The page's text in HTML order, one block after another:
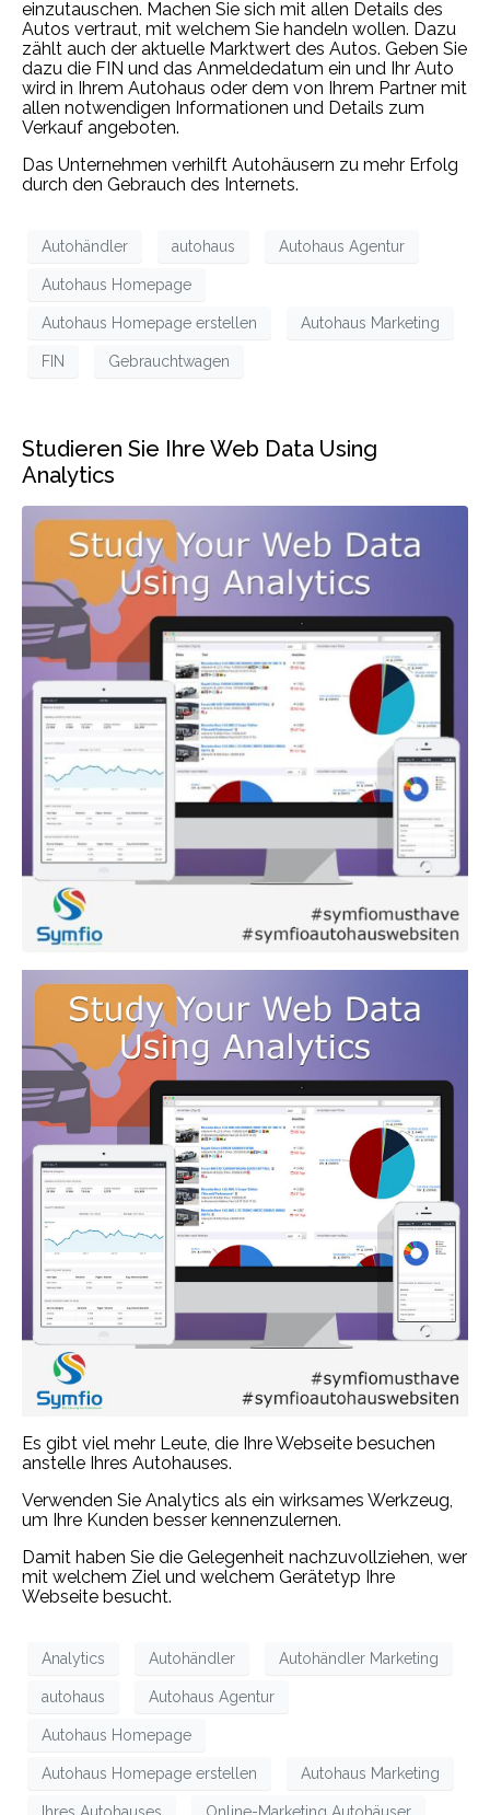
einzutauschen. Machen Sie sich mit allen Details des
Autos vertraut, mit welchem Sie handeln wollen. Dazu
zählt auch der aktuelle Marktwert des Autos. Geben Sie
dazu die FIN und das Anmeldedatum ein und Ihr Auto
wird in Ihrem Autohaus oder dem von Ihrem Partner mit
allen notwendigen Informationen und Details zum
Verkauf angeboten.
Das Unternehmen verhilft Autohäusern zu mehr Erfolg
durch den Gebrauch des Internets.
Autohändler autohaus Autohaus Agentur
Autohaus Homepage
Autohaus Homepage erstellen Autohaus Marketing
FIN Gebrauchtwagen
Studieren Sie Ihre Web Data Using
Analytics
Es gibt viel mehr Leute, die Ihre Webseite besuchen
anstelle Ihres Autohauses.
Verwenden Sie Analytics als ein wirksames Werkzeug,
um Ihre Kunden besser kennenzulernen.
Damit haben Sie die Gelegenheit nachzuvollziehen, wer
mit welchem Ziel und welchem Gerätetyp Ihre
Webseite besucht.
Analytics Autohändler Autohändler Marketing
autohaus Autohaus Agentur
Autohaus Homepage
Autohaus Homepage erstellen Autohaus Marketing